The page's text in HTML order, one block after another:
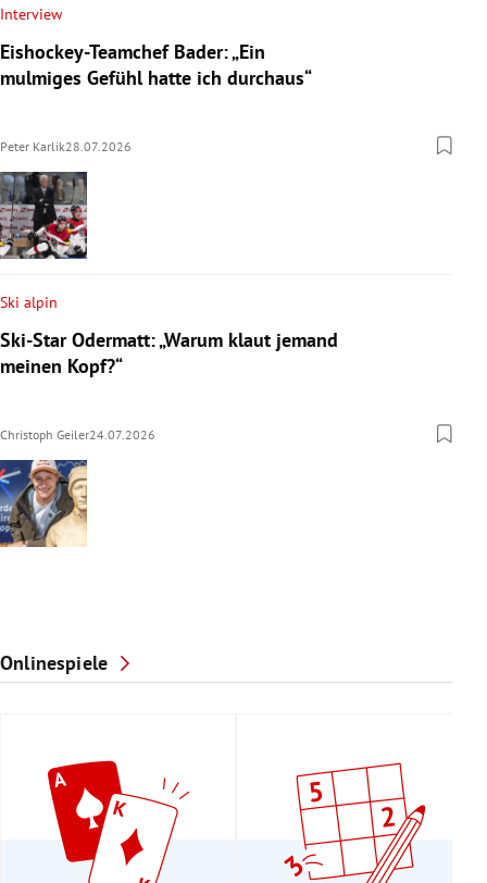
Interview
Eishockey-Teamchef Bader: „Ein
mulmiges Gefühl hatte ich durchaus“
Peter Karlik28.07.2026
Ski alpin
Ski-Star Odermatt: „Warum klaut jemand
meinen Kopf?“
Christoph Geiler24.07.2026
Onlinespiele